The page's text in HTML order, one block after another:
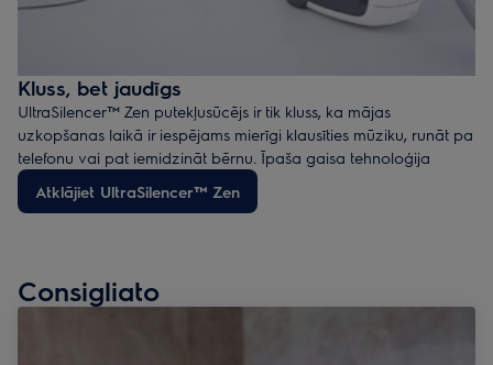
Kluss, bet jaudīgs
UltraSilencer™ Zen putekļusūcējs ir tik kluss, ka mājas
uzkopšanas laikā ir iespējams mierīgi klausīties mūziku, runāt pa
telefonu vai pat iemidzināt bērnu. Īpaša gaisa tehnoloģija
optimizē gaisa plūsmu un ļauj palielināt putekļusūcēja
veiktspēju, tajā pašā laika samazinot skaņas līmeni. Kluss, bet
Atklājiet UltraSilencer™ Zen
Consigliato